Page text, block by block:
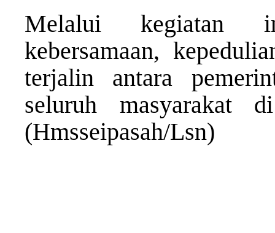
Melalui kegiatan
kebersamaan,
terjalin antara
seluruh masyarakat
(Hmsseipasah/Lsn)